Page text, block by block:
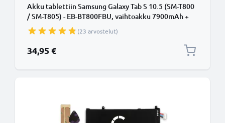
Akku tablettiin Samsung Galaxy Tab S 10.5 (SM-T800
/ SM-T805) - EB-BT800FBU, vaihtoakku 7900mAh +
Työkalusarja 17 osaa(23 arvostelut)
34,95 €